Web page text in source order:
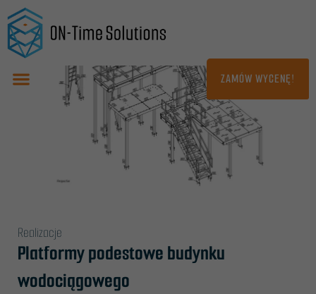
Przejdź
do
treści
ZAMÓW WYCENĘ!
Realizacje
Platformy podestowe budynku
wodociągowego